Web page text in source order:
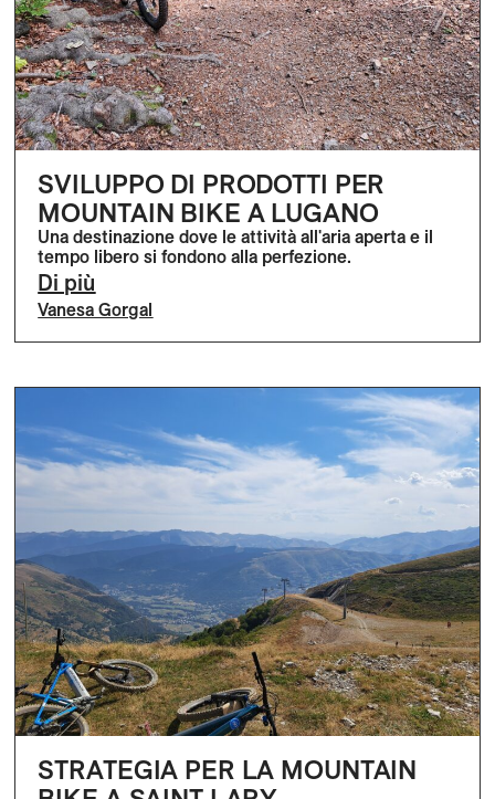
SVILUPPO DI PRODOTTI PER
MOUNTAIN BIKE A LUGANO
Una destinazione dove le attività all'aria aperta e il
tempo libero si fondono alla perfezione.
Di più
Vanesa Gorgal
STRATEGIA PER LA MOUNTAIN